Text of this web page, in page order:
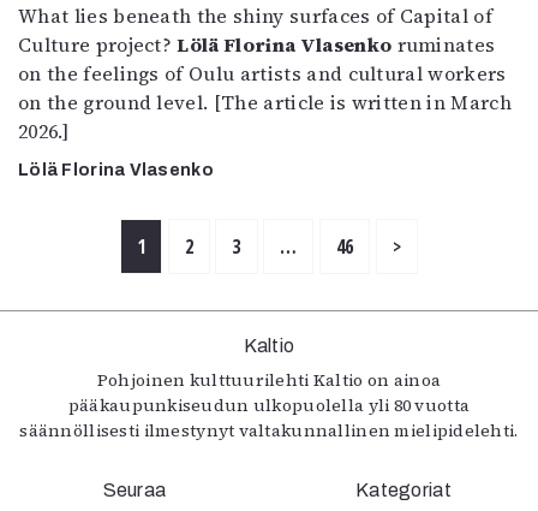
What lies beneath the shiny surfaces of Capital of
Culture project?Lölä Florina Vlasenko ruminates
on the feelings of Oulu artists and cultural workers
on the ground level. [The article is written in March
2026.]
Lölä Florina Vlasenko
1 2 3 … 46 >
Kaltio
Pohjoinen kulttuurilehti Kaltio on ainoa
pääkaupunkiseudun ulkopuolella yli 80 vuotta
säännöllisesti ilmestynyt valtakunnallinen mielipidelehti.
Seuraa Kategoriat